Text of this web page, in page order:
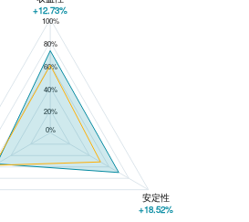
ユウハイツと大田区の平均値の総合評価の比較
100%
80%
60%
40%
20%
0%
+12.73%
安定性
+18.52%